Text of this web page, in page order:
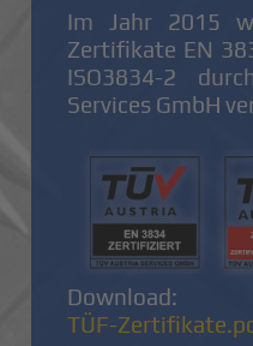
Im Jahr 2015
Zertifikate EN
ISO3834-2
Services GmbH
Download:
TÜF-